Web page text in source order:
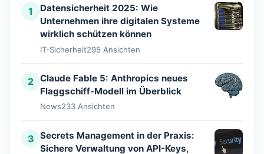
1
Datensicherheit 2025: Wie
Unternehmen ihre digitalen Systeme
wirklich schützen können
IT-Sicherheit295 Ansichten
2 Claude Fable 5: Anthropics neues
Flaggschiff-Modell im Überblick
News233 Ansichten
3 Secrets Management in der Praxis:
Sichere Verwaltung von API-Keys,